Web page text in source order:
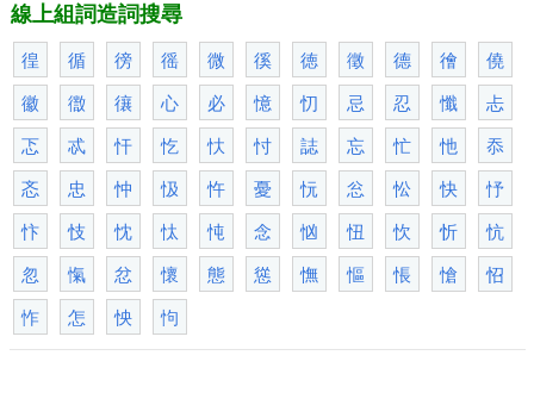
線上組詞造詞搜尋
徨
循 徬 徭 微 徯 徳 徵 德 徻
僥
徽
徾 忀 心 必 憶 忉 忌 忍 懺
忐
忑
忒 忓 忔 忕 忖 誌 忘 忙 忚
忝
忞
忠 忡 忣 忤 憂 忨 忩 忪 快
忬
忭
忮 忱 忲 忳 念 忷 忸 忺 忻
忼
忽
愾 忿 懷 態 慫 憮 慪 悵 愴
怊
怍
怎 怏 怐